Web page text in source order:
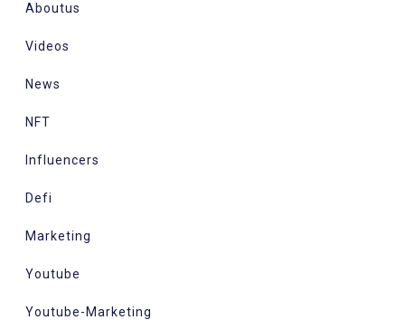
Aboutus
Videos
News
NFT
Influencers
Defi
Marketing
Youtube
Youtube-Marketing